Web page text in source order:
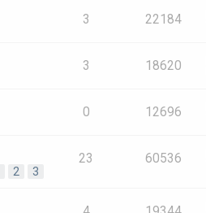
3 22184
3 18620
0 12696
2 3
23 60536